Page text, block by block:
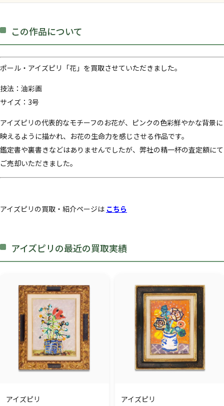
この作品について
ポール・アイズピリ「花」を買取させていただきました。
技法：油彩画
サイズ：3号
アイズピリの代表的なモチーフのお花が、ピンクの色彩鮮やかな背景に
映えるように描かれ、お花の生命力を感じさせる作品です。
鑑定書や裏書きなどはありませんでしたが、弊社の精一杯の査定額にて
ご売却いただきました。
アイズピリの買取・紹介ページは こちら
アイズピリの最近の買取実績
アイズピリ
アイズピリ